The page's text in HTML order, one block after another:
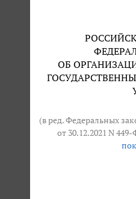
ОБ
(в ред. Федеральных
от 30.12.2021 N